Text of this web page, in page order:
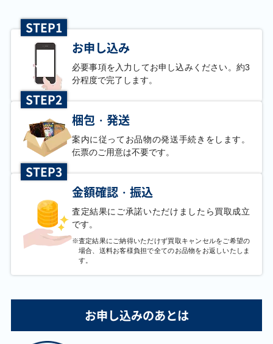
お申し込み
必要事項を入力してお申し込みください。約3
分程度で完了します。
STEP1
梱包・発送
案内に従ってお品物の発送手続きをします。
伝票のご用意は不要です。
STEP2
金額確認・振込
査定結果にご承諾いただけましたら買取成立
です。
※査定結果にご納得いただけず買取キャンセルをご希望の
場合、送料お客様負担で全てのお品物をお返しいたしま
す。
STEP3
お申し込みのあとは